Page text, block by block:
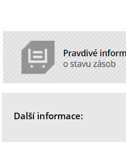
Další informace: